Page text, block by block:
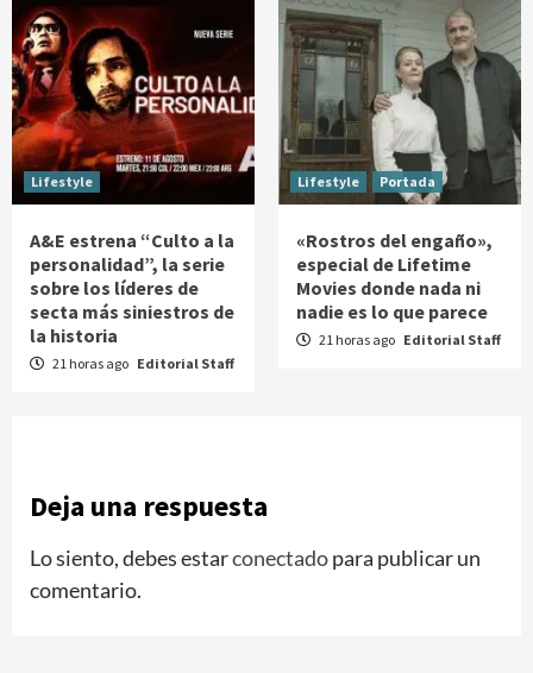
Lifestyle
A&E estrena “Culto a la
personalidad”, la serie
sobre los líderes de
secta más siniestros de
la historia
21 horas ago Editorial Staff
Lifestyle Portada
«Rostros del engaño»,
especial de Lifetime
Movies donde nada ni
nadie es lo que parece
21 horas ago Editorial Staff
Deja una respuesta
Lo siento, debes estarconectadopara publicar un
comentario.